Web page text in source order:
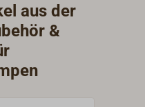
aus der
&